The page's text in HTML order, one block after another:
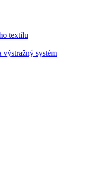
textilu
výstražný systém